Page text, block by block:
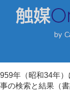
年（昭和34年
の検索と結果（